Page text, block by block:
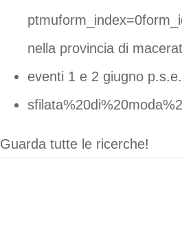
nella provincia di
eventi 1 e 2 giugno p.s.e.
Guarda tutte le ricerche!